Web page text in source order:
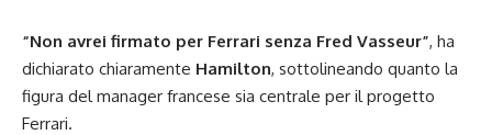
“Non avrei firmato per Ferrari senza Fred Vasseur”, ha
dichiarato chiaramente Hamilton, sottolineando quanto la
figura del manager francese sia centrale per il progetto
Ferrari.